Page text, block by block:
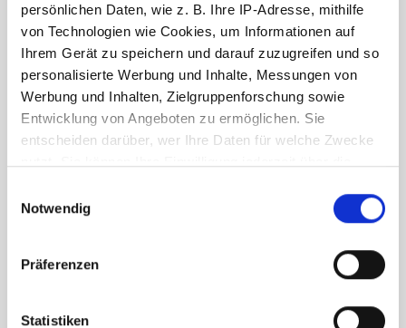
persönlichen Daten, wie z. B. Ihre IP-Adresse, mithilfe
von Technologien wie Cookies, um Informationen auf
Ihrem Gerät zu speichern und darauf zuzugreifen und so
personalisierte Werbung und Inhalte, Messungen von
Werbung und Inhalten, Zielgruppenforschung sowie
Entwicklung von Angeboten zu ermöglichen. Sie
entscheiden darüber, wer Ihre Daten für welche Zwecke
Trigger Symbol ändern oder widerrufen
Informationen über Ihre geografische Lage
können
Notwendig
Präferenzen
Statistiken